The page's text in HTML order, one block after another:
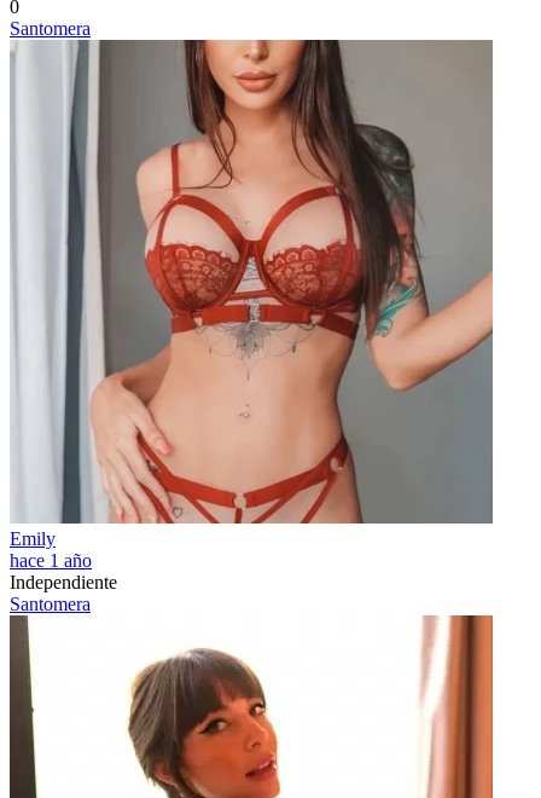
0
Santomera
Emily
hace 1 año
Independiente
Santomera